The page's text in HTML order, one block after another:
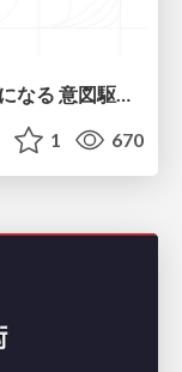
AI時代に設計が 最大の生産性レバーになる 意図駆動開発とデータを消さない設計｜Don't Delete Your Data or Your Intent — Design as the Deepest Lever in the AI Era
1 670